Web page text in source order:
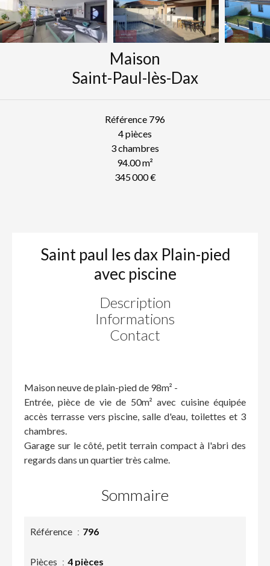
Maison
Saint-Paul-lès-Dax
Référence 796
4 pièces
3 chambres
94.00m²
345 000 €
Saint paul les dax Plain-pied
avec piscine
Description
Informations
Contact
Maison neuve de plain-pied de 98m² -
Entrée, pièce de vie de 50m² avec cuisine équipée
accès terrasse vers piscine, salle d'eau, toilettes et 3
chambres.
Garage sur le côté, petit terrain compact à l'abri des
regards dans un quartier très calme.
Sommaire
Référence 796
Pièces 4 pièces